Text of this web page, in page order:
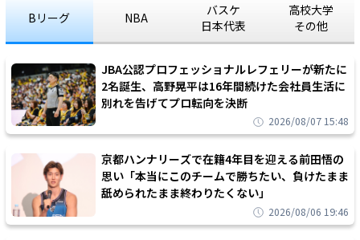
Bリーグ NBA
バスケ
日本代表
高校大学
その他
JBA公認プロフェッショナルレフェリーが新たに
2名誕生、高野晃平は16年間続けた会社員生活に
別れを告げてプロ転向を決断
2026/08/07 15:48
京都ハンナリーズで在籍4年目を迎える前田悟の
思い「本当にこのチームで勝ちたい、負けたまま
舐められたまま終わりたくない」
2026/08/06 19:46